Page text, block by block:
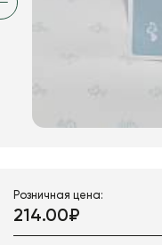
Розничная цена:
214.00₽